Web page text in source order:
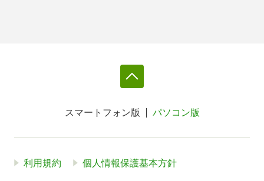
スマートフォン版 パソコン版
利用規約 個人情報保護基本方針